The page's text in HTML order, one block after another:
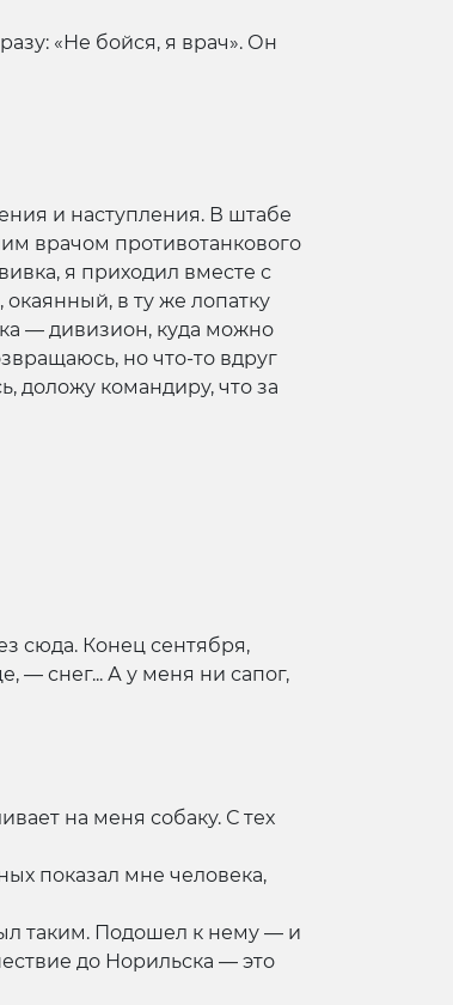
«Не бойся, я врач». Он
и наступления. В штабе
врачом противотанкового
я приходил вместе с
в ту же лопатку
— дивизион, куда можно
но что-то вдруг
доложу командиру, что за
сюда. Конец сентября,
— снег... А у меня ни сапог,
на меня собаку. С тех
показал мне человека,
таким. Подошел к нему — и
до Норильска — это